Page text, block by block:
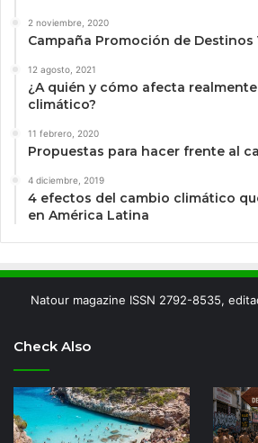
2 noviembre, 2020
Campaña Promoción de Destinos
12 agosto, 2021
¿A quién y cómo afecta
climático?
11 febrero, 2020
Propuestas para hacer frente al
4 diciembre, 2019
4 efectos del cambio climático
en América Latina
Natour magazine ISSN 2792-8535,
Check Also